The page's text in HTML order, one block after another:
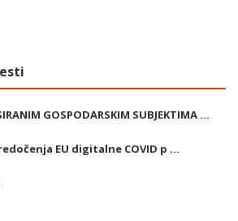
GOSPODARSKIM SUBJEKTIMA ...
EU digitalne COVID p ...